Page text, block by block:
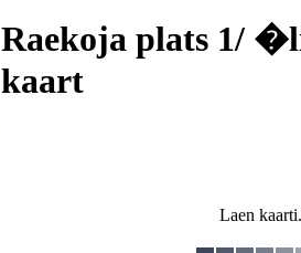
Raekoja plats 1/
kaart
Laen